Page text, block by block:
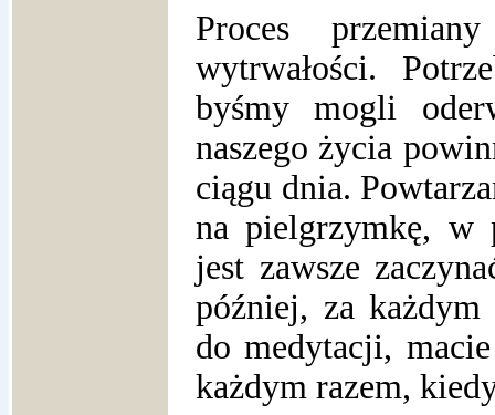
Proces
wytrwałości.
byśmy mogli
naszego życia
ciągu dnia.
na pielgrzymkę, w
jest zawsze
później, za każdym
do medytacji,
każdym razem,